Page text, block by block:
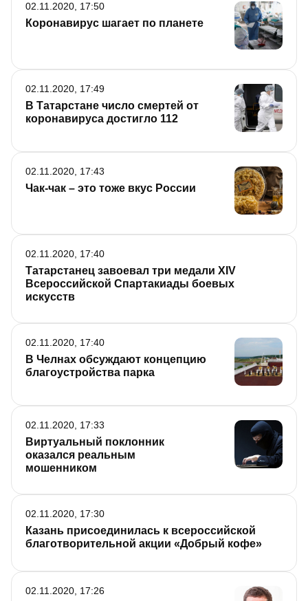
Коронавирус шагает по планете
02.11.2020, 17:50
В Татарстане число смертей от
коронавируса достигло 112
02.11.2020, 17:49
Чак-чак – это тоже вкус России
02.11.2020, 17:43
Татарстанец завоевал три медали XIV
Всероссийской Спартакиады боевых
искусств
02.11.2020, 17:40
В Челнах обсуждают концепцию
благоустройства парка
02.11.2020, 17:40
Виртуальный поклонник
оказался реальным
мошенником
02.11.2020, 17:33
Казань присоединилась к всероссийской
благотворительной акции «Добрый кофе»
02.11.2020, 17:30
02.11.2020, 17:26